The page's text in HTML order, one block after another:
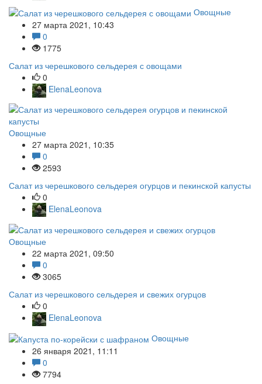
Овощные
27 марта 2021, 10:43
0
1775
Салат из черешкового сельдерея с овощами
0
ElenaLeonova
Овощные
27 марта 2021, 10:35
0
2593
Салат из черешкового сельдерея огурцов и пекинской капусты
0
ElenaLeonova
Овощные
22 марта 2021, 09:50
0
3065
Салат из черешкового сельдерея и свежих огурцов
0
ElenaLeonova
Овощные
26 января 2021, 11:11
0
7794